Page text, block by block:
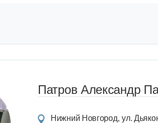
Патров Александр
Нижний Новгород ул.